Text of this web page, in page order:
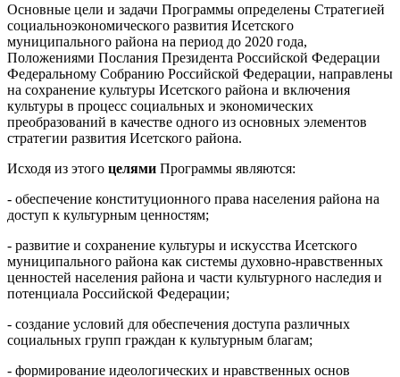
Основные цели и задачи Программы определены Стратегией
социально­экономического развития Исетского
муниципального района на период до 2020 года,
Положениями Послания Президента Российской Федерации
Федераль­ному Собранию Российской Федерации, направлены
на сохранение культуры Исетского района и включения
культуры в процесс социальных и экономических
преобразований в качестве одного из основных элементов
стратегии развития Исетского района.
Исходя из этого целями Программы являются:
- обеспечение конституционного права населения района на
доступ к культурным ценностям;
- развитие и сохранение культуры и искусства Исетского
муниципального района как системы духовно-нравственных
ценностей населения района и части культурного наследия и
потенциала Российской Федерации;
- создание условий для обеспечения доступа различных
социальных групп граждан к культурным благам;
- формирование идеологических и нравственных основ